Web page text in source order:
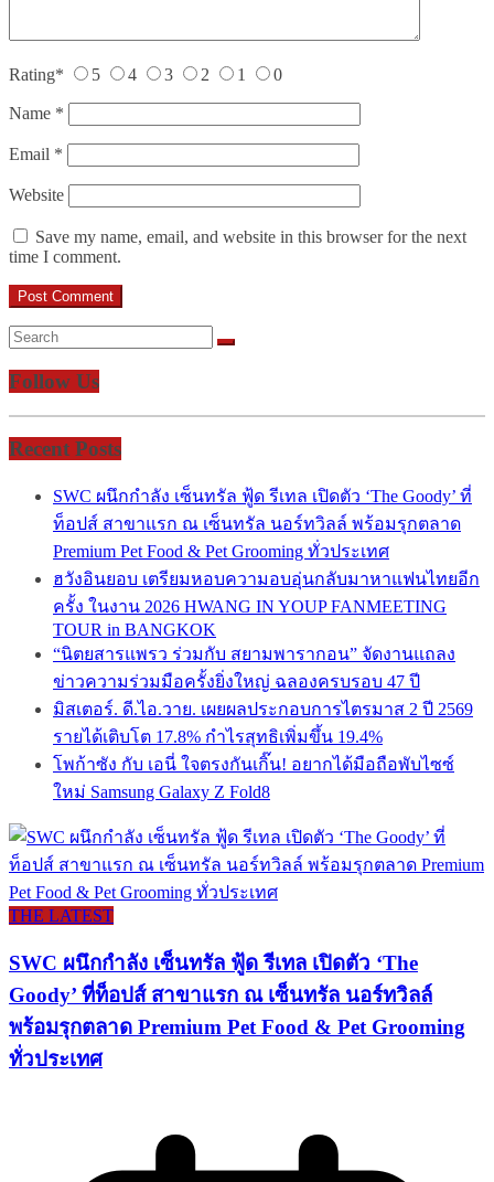
Rating* 5 4 3 2 1 0
Name *
Email *
Website
Save my name, email, and website in this browser for the next
time I comment.
Follow Us
Recent Posts
SWC ผนึกกำลัง เซ็นทรัล ฟู้ด รีเทล เปิดตัว ‘The Goody’ ที่
ท็อปส์ สาขาแรก ณ เซ็นทรัล นอร์ทวิลล์ พร้อมรุกตลาด
Premium Pet Food & Pet Grooming ทั่วประเทศ
ฮวังอินยอบ เตรียมหอบความอบอุ่นกลับมาหาแฟนไทยอีก
ครั้ง ในงาน 2026 HWANG IN YOUP FANMEETING
TOUR in BANGKOK
“นิตยสารแพรว ร่วมกับ สยามพารากอน” จัดงานแถลง
ข่าวความร่วมมือครั้งยิ่งใหญ่ ฉลองครบรอบ 47 ปี
มิสเตอร์. ดี.ไอ.วาย. เผยผลประกอบการไตรมาส 2 ปี 2569
รายได้เติบโต 17.8% กำไรสุทธิเพิ่มขึ้น 19.4%
โพก้าซัง กับ เอนี่ ใจตรงกันเกิ๊น! อยากได้มือถือพับไซซ์
ใหม่ Samsung Galaxy Z Fold8
THE LATEST
SWC ผนึกกำลัง เซ็นทรัล ฟู้ด รีเทล เปิดตัว ‘The
Goody’ ที่ท็อปส์ สาขาแรก ณ เซ็นทรัล นอร์ทวิลล์
พร้อมรุกตลาด Premium Pet Food & Pet Grooming
ทั่วประเทศ